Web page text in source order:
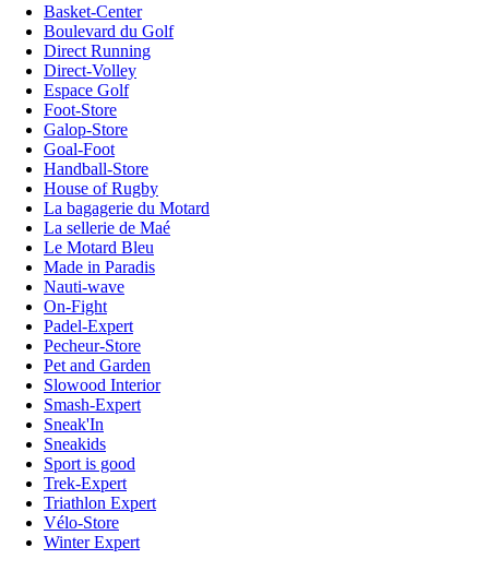
Basket-Center
Boulevard du Golf
Direct Running
Direct-Volley
Espace Golf
Foot-Store
Galop-Store
Goal-Foot
Handball-Store
House of Rugby
La bagagerie du Motard
La sellerie de Maé
Le Motard Bleu
Made in Paradis
Nauti-wave
On-Fight
Padel-Expert
Pecheur-Store
Pet and Garden
Slowood Interior
Smash-Expert
Sneak'In
Sneakids
Sport is good
Trek-Expert
Triathlon Expert
Vélo-Store
Winter Expert